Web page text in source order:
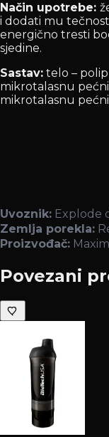
Način upotrebe:
i dodati mu
energično tresti
sjedine.
Sastav: telo –
mikrotalasnu
mikrotalasnu
Uvoznik: Explode
Zemlja porekla:
Proizvođač:
Povezani